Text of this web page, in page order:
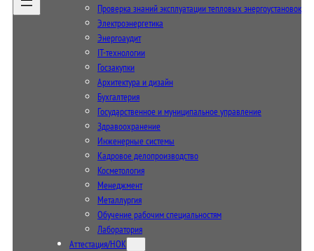
Проверка знаний эксплуатации тепловых энергоустановок
Электроэнергетика
Энергоаудит
IT-технологии
Госзакупки
Архитектура и дизайн
Бухгалтерия
Государственное и муниципальное управление
Здравоохранение
Инженерные системы
Кадровое делопроизводство
Косметология
Менеджмент
Металлургия
Обучение рабочим специальностям
Лаборатория
Аттестация/НОК